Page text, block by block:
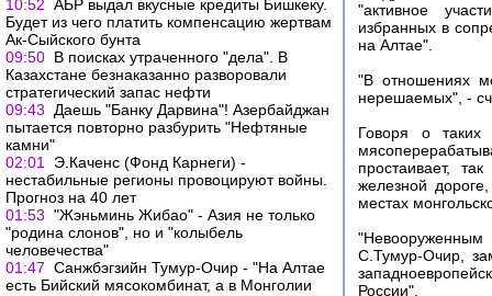
10:52 АБР выдал вкусные кредиты Бишкеку.
Будет из чего платить компенсацию жертвам
Ак-Сыйского бунта
09:50 В поисках утраченного "дела". В
Казахстане безнаказанно разворовали
стратегический запас нефти
09:43
Даешь "Банку Дарвина"! Азербайджан
пытается повторно разбурить "Нефтяные
камни"
02:01
Э.Каченс (Фонд Карнеги) -
нестабильные регионы провоцируют войны.
Прогноз на 40 лет
01:53 "Жэньминь Жибао" - Азия не только
"родина слонов", но и "колыбель
человечества"
01:47 Санжбэгзийн Тумур-Очир - "На Алтае
есть Бийский мясокомбинат, а в Монголии
"активное
избранных в
на Алтае".
"В отношениях
нерешаемых", -
Говоря о таких
простаивает,
железной
местах
"Невооруженным
С.Тумур-Очир,
России".